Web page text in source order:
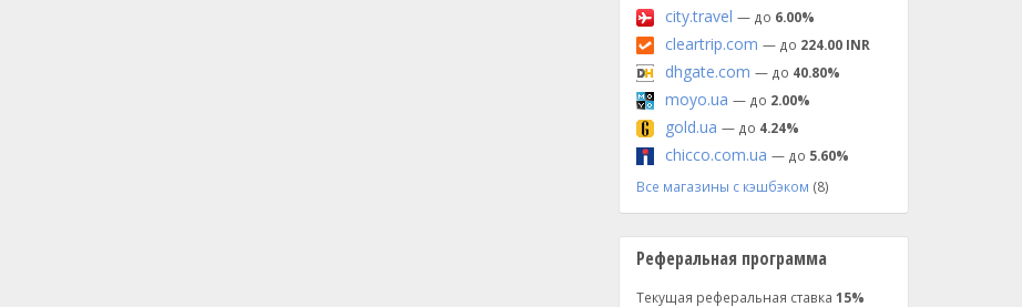
city.travel — до 6.00%
cleartrip.com — до 224.00 INR
dhgate.com — до 40.80%
moyo.ua — до 2.00%
gold.ua — до 4.24%
chicco.com.ua — до 5.60%
Все магазины с кэшбэком (8)
Реферальная программа
Текущая реферальная ставка 15%